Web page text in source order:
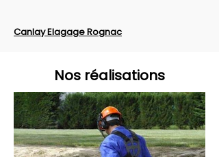
Canlay Elagage Rognac
Nos réalisations